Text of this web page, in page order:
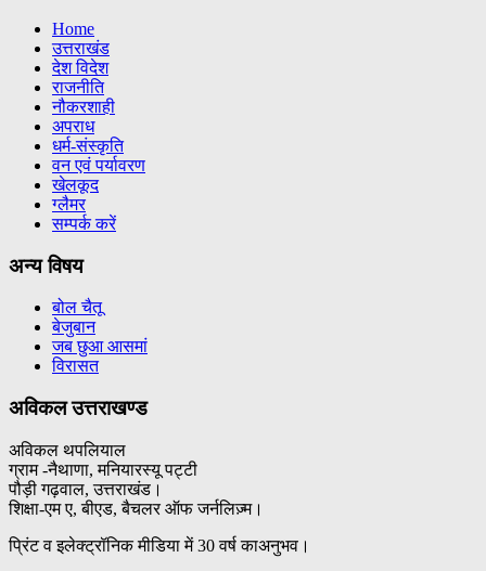
Home
उत्तराखंड
देश विदेश
राजनीति
नौकरशाही
अपराध
धर्म-संस्कृति
वन एवं पर्यावरण
खेलकूद
ग्लैमर
सम्पर्क करें
अन्य विषय
बोल चैतू
बेजुबान
जब छुआ आसमां
विरासत
अविकल उत्तराखण्ड
अविकल थपलियाल
ग्राम -नैथाणा, मनियारस्यू पट्टी
पौड़ी गढ़वाल, उत्तराखंड।
शिक्षा-एम ए, बीएड, बैचलर ऑफ जर्नलिज़्म।
प्रिंट व इलेक्ट्रॉनिक मीडिया में 30 वर्ष काअनुभव।